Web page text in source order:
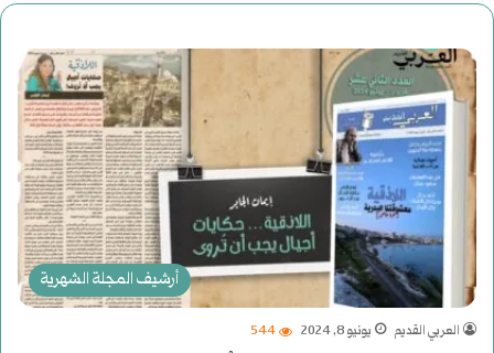
أرشيف المجلة الشهرية
العربي القديم يونيو 8, 2024 544